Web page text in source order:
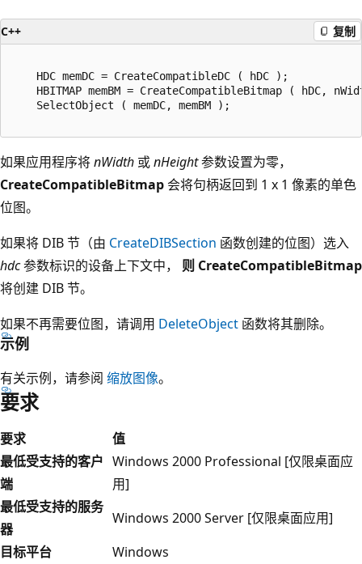
C++ 复制
    HDC memDC = CreateCompatibleDC ( hDC );
HBITMAP memBM = CreateCompatibleBitmap ( hDC,
    SelectObject ( memDC, memBM );
如果应用程序将nWidth 或nHeight参数设置为零，
CreateCompatibleBitmap 会将句柄返回到 1 x 1 像素的单色
位图。
如果将 DIB 节（由 CreateDIBSection 函数创建的位图）选入
hdc参数标识的设备上下文中， 则 CreateCompatibleBitmap
将创建 DIB 节。
如果不再需要位图，请调用 DeleteObject 函数将其删除。
示例
有关示例，请参阅 缩放图像。
要求
要求
值
最低受支持的客户
端
Windows 2000 Professional [仅限桌面应
用]
最低受支持的服务
器
Windows 2000 Server [仅限桌面应用]
目标平台
Windows